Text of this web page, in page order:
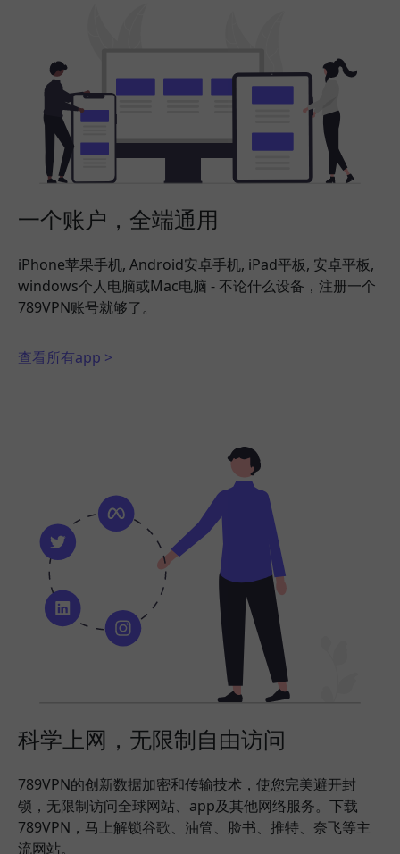
一个账户，全端通用
iPhone苹果手机, Android安卓手机, iPad平板, 安卓平板,
windows个人电脑或Mac电脑 - 不论什么设备，注册一个
789VPN账号就够了。
查看所有app >
科学上网，无限制自由访问
789VPN的创新数据加密和传输技术，使您完美避开封
锁，无限制访问全球网站、app及其他网络服务。下载
789VPN，马上解锁谷歌、油管、脸书、推特、奈飞等主
流网站。